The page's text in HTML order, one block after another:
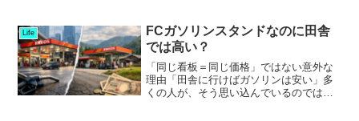
い」夏休みのある日、東京・日本科学未
来館に集まった小学生たちに...
Life
FCガソリンスタンドなのに田舎
では高い？
「同じ看板＝同じ価格」ではない意外な
理由「田舎に行けばガソリンは安い」多
くの人が、そう思い込んでいるのではな